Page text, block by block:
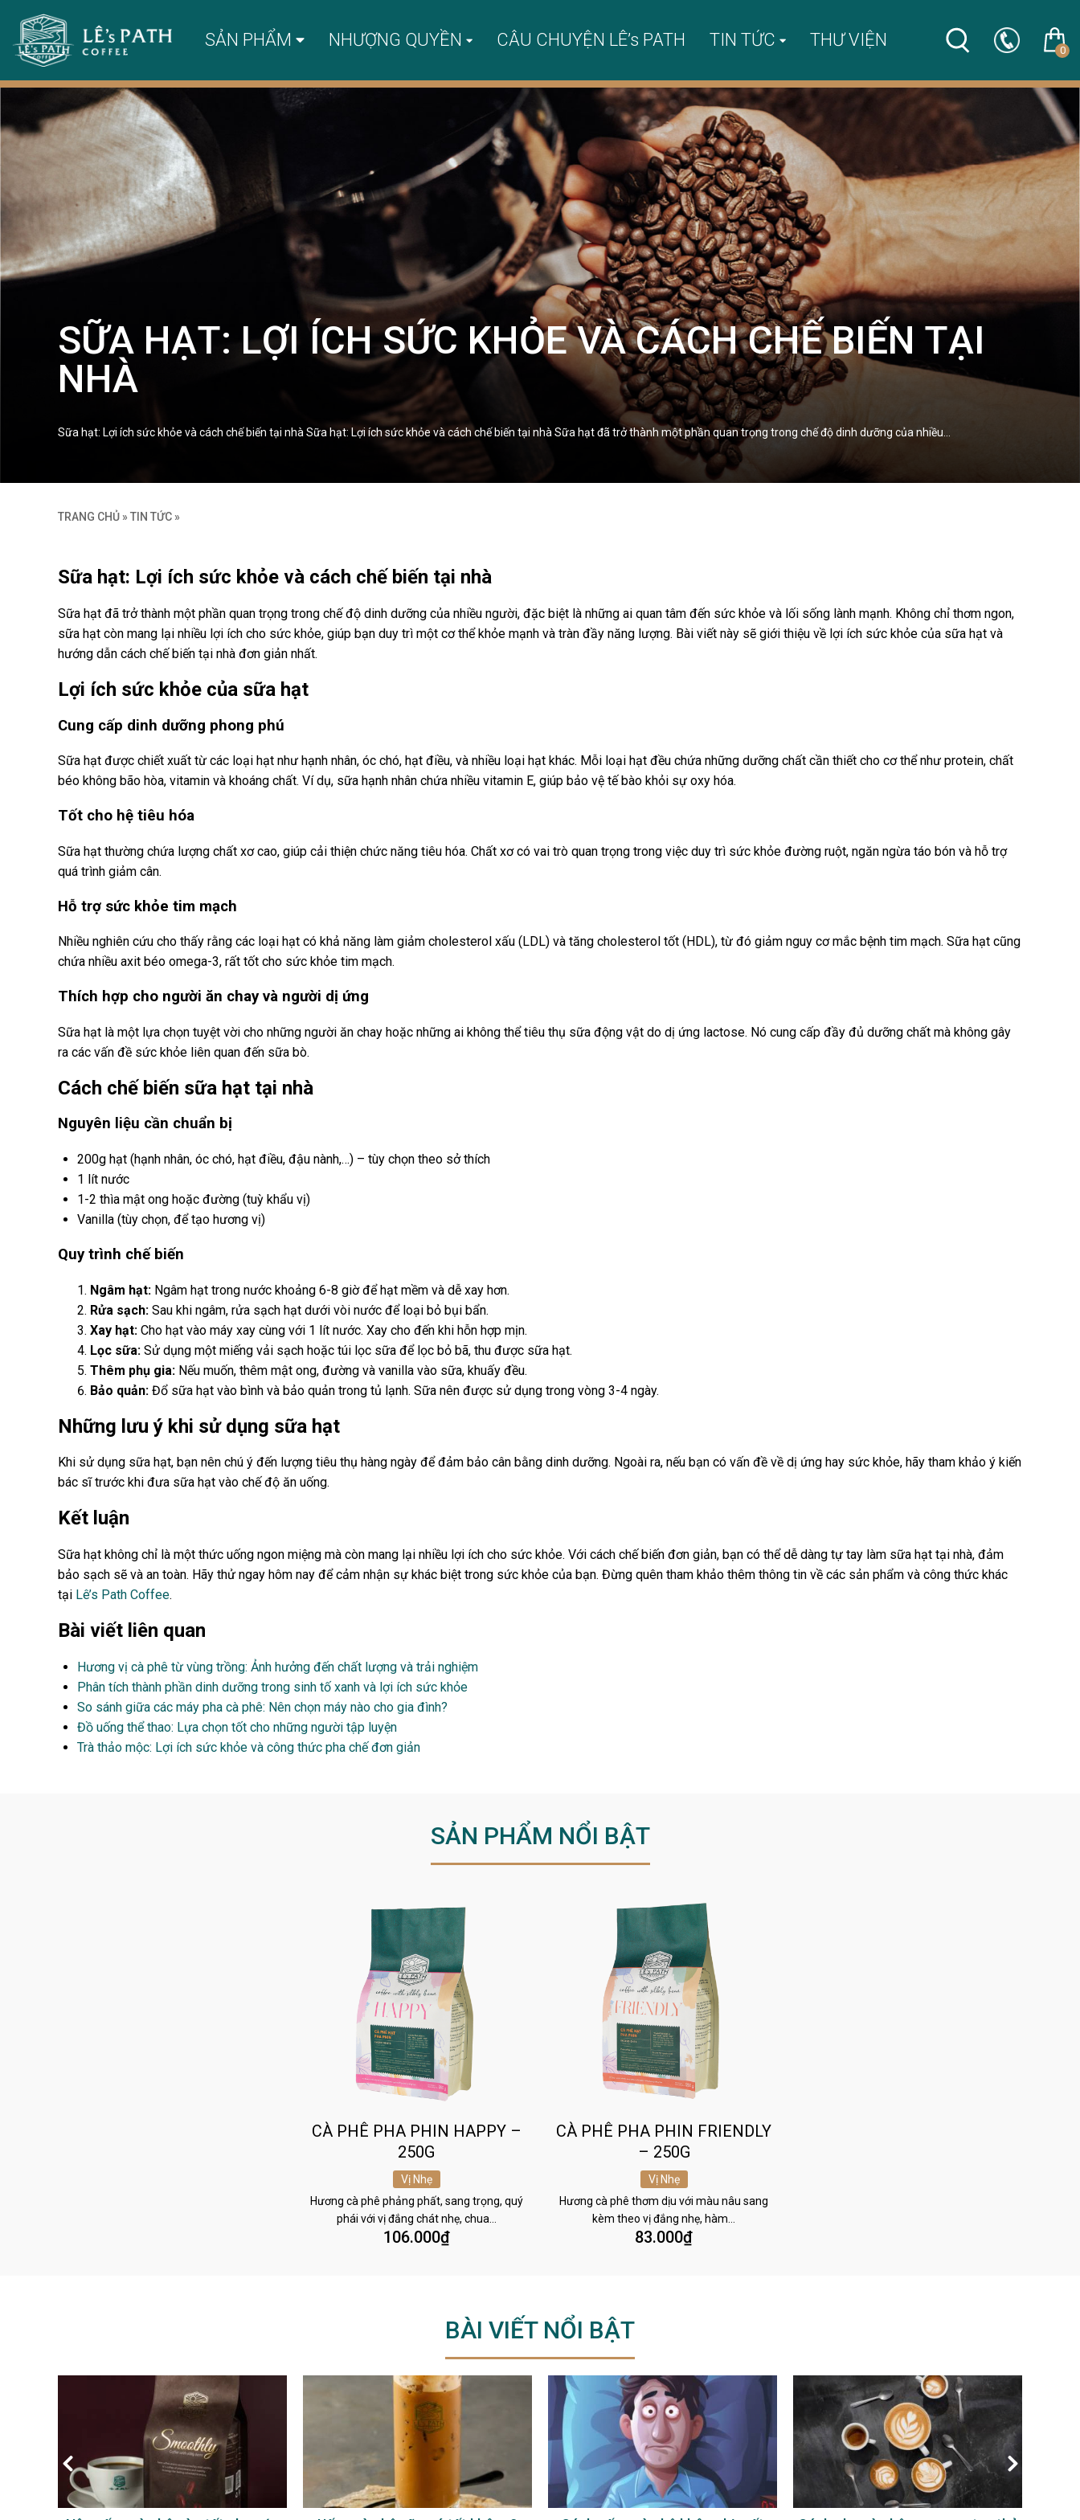
SẢN PHẨM NHƯỢNG QUYỀN CÂU CHUYỆN LÊ’s PATH TIN TỨC THƯ VIỆN 0
SỮA HẠT: LỢI ÍCH SỨC KHỎE VÀ CÁCH CHẾ BIẾN TẠI
NHÀ
Sữa hạt: Lợi ích sức khỏe và cách chế biến tại nhà Sữa hạt: Lợi ích sức khỏe và cách chế biến tại nhà Sữa hạt đã trở thành một phần quan trọng trong chế độ dinh dưỡng của nhiều…
TRANG CHỦ » TIN TỨC »
Sữa hạt: Lợi ích sức khỏe và cách chế biến tại nhà
Sữa hạt đã trở thành một phần quan trọng trong chế độ dinh dưỡng của nhiều người, đặc biệt là những ai quan tâm đến sức khỏe và lối sống lành mạnh. Không chỉ thơm ngon,
sữa hạt còn mang lại nhiều lợi ích cho sức khỏe, giúp bạn duy trì một cơ thể khỏe mạnh và tràn đầy năng lượng. Bài viết này sẽ giới thiệu về lợi ích sức khỏe của sữa hạt và
hướng dẫn cách chế biến tại nhà đơn giản nhất.
Lợi ích sức khỏe của sữa hạt
Cung cấp dinh dưỡng phong phú
Sữa hạt được chiết xuất từ các loại hạt như hạnh nhân, óc chó, hạt điều, và nhiều loại hạt khác. Mỗi loại hạt đều chứa những dưỡng chất cần thiết cho cơ thể như protein, chất
béo không bão hòa, vitamin và khoáng chất. Ví dụ, sữa hạnh nhân chứa nhiều vitamin E, giúp bảo vệ tế bào khỏi sự oxy hóa.
Tốt cho hệ tiêu hóa
Sữa hạt thường chứa lượng chất xơ cao, giúp cải thiện chức năng tiêu hóa. Chất xơ có vai trò quan trọng trong việc duy trì sức khỏe đường ruột, ngăn ngừa táo bón và hỗ trợ
quá trình giảm cân.
Hỗ trợ sức khỏe tim mạch
Nhiều nghiên cứu cho thấy rằng các loại hạt có khả năng làm giảm cholesterol xấu (LDL) và tăng cholesterol tốt (HDL), từ đó giảm nguy cơ mắc bệnh tim mạch. Sữa hạt cũng
chứa nhiều axit béo omega-3, rất tốt cho sức khỏe tim mạch.
Thích hợp cho người ăn chay và người dị ứng
Sữa hạt là một lựa chọn tuyệt vời cho những người ăn chay hoặc những ai không thể tiêu thụ sữa động vật do dị ứng lactose. Nó cung cấp đầy đủ dưỡng chất mà không gây
ra các vấn đề sức khỏe liên quan đến sữa bò.
Cách chế biến sữa hạt tại nhà
Nguyên liệu cần chuẩn bị
200g hạt (hạnh nhân, óc chó, hạt điều, đậu nành,…) – tùy chọn theo sở thích
1 lít nước
1-2 thìa mật ong hoặc đường (tuỳ khẩu vị)
Vanilla (tùy chọn, để tạo hương vị)
Quy trình chế biến
Ngâm hạt: Ngâm hạt trong nước khoảng 6-8 giờ để hạt mềm và dễ xay hơn.
Rửa sạch: Sau khi ngâm, rửa sạch hạt dưới vòi nước để loại bỏ bụi bẩn.
Xay hạt: Cho hạt vào máy xay cùng với 1 lít nước. Xay cho đến khi hỗn hợp mịn.
Lọc sữa: Sử dụng một miếng vải sạch hoặc túi lọc sữa để lọc bỏ bã, thu được sữa hạt.
Thêm phụ gia: Nếu muốn, thêm mật ong, đường và vanilla vào sữa, khuấy đều.
Bảo quản: Đổ sữa hạt vào bình và bảo quản trong tủ lạnh. Sữa nên được sử dụng trong vòng 3-4 ngày.
Những lưu ý khi sử dụng sữa hạt
Khi sử dụng sữa hạt, bạn nên chú ý đến lượng tiêu thụ hàng ngày để đảm bảo cân bằng dinh dưỡng. Ngoài ra, nếu bạn có vấn đề về dị ứng hay sức khỏe, hãy tham khảo ý kiến
bác sĩ trước khi đưa sữa hạt vào chế độ ăn uống.
Kết luận
Sữa hạt không chỉ là một thức uống ngon miệng mà còn mang lại nhiều lợi ích cho sức khỏe. Với cách chế biến đơn giản, bạn có thể dễ dàng tự tay làm sữa hạt tại nhà, đảm
bảo sạch sẽ và an toàn. Hãy thử ngay hôm nay để cảm nhận sự khác biệt trong sức khỏe của bạn. Đừng quên tham khảo thêm thông tin về các sản phẩm và công thức khác
tại Lê’s Path Coffee.
Bài viết liên quan
Hương vị cà phê từ vùng trồng: Ảnh hưởng đến chất lượng và trải nghiệm
Phân tích thành phần dinh dưỡng trong sinh tố xanh và lợi ích sức khỏe
So sánh giữa các máy pha cà phê: Nên chọn máy nào cho gia đình?
Đồ uống thể thao: Lựa chọn tốt cho những người tập luyện
Trà thảo mộc: Lợi ích sức khỏe và công thức pha chế đơn giản
SẢN PHẨM NỔI BẬT
CÀ PHÊ PHA PHIN HAPPY –
250G
Vị Nhẹ
Hương cà phê phảng phất, sang trọng, quý
phái với vị đắng chát nhẹ, chua…
106.000₫
CÀ PHÊ PHA PHIN FRIENDLY
– 250G
Vị Nhẹ
Hương cà phê thơm dịu với màu nâu sang
kèm theo vị đắng nhẹ, hàm…
83.000₫
BÀI VIẾT NỔI BẬT